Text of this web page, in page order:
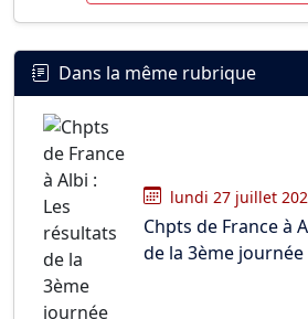
Dans la même rubrique
lundi 27 juillet
Chpts de France à
de la 3ème journée